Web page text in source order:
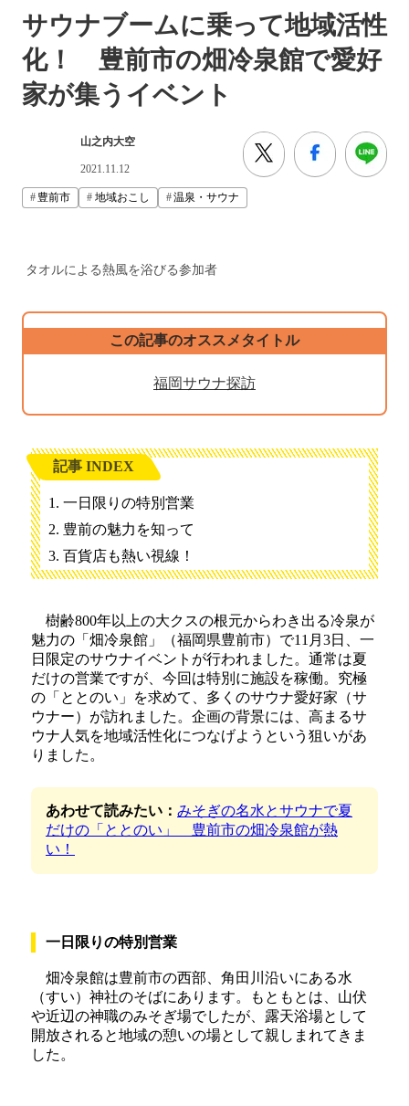
サウナブームに乗って地域活性
化！ 豊前市の畑冷泉館で愛好
家が集うイベント
山之内大空
2021.11.12
豊前市 地域おこし 温泉・サウナ
タオルによる熱風を浴びる参加者
この記事のオススメタイトル
福岡サウナ探訪
記事 INDEX
一日限りの特別営業
豊前の魅力を知って
百貨店も熱い視線！
樹齢800年以上の大クスの根元からわき出る冷泉が
魅力の「畑冷泉館」（福岡県豊前市）で11月3日、一
日限定のサウナイベントが行われました。通常は夏
だけの営業ですが、今回は特別に施設を稼働。究極
の「ととのい」を求めて、多くのサウナ愛好家（サ
ウナー）が訪れました。企画の背景には、高まるサ
ウナ人気を地域活性化につなげようという狙いがあ
りました。
あわせて読みたい： みそぎの名水とサウナで夏
だけの「ととのい」 豊前市の畑冷泉館が熱
い！
一日限りの特別営業
畑冷泉館は豊前市の西部、角田川沿いにある水
（すい）神社のそばにあります。もともとは、山伏
や近辺の神職のみそぎ場でしたが、露天浴場として
開放されると地域の憩いの場として親しまれてきま
した。